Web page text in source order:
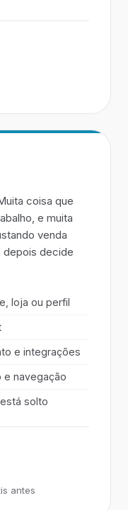
coisa que
e muita
venda
depois decide
loja ou perfil
e integrações
e navegação
solto
antes